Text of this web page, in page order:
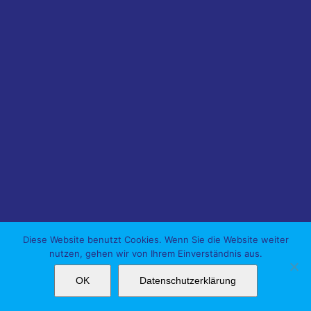
Diese Website benutzt Cookies. Wenn Sie die Website weiter
nutzen, gehen wir von Ihrem Einverständnis aus.
OK Datenschutzerklärung